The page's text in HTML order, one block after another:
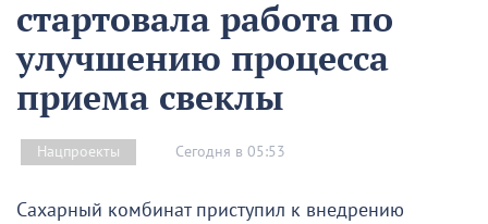
стартовала работа по
улучшению процесса
приема свеклы
Нацпроекты Сегодня в 05:53
Сахарный комбинат приступил к внедрению